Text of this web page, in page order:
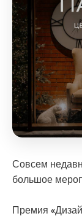
Совсем
большое
Премия